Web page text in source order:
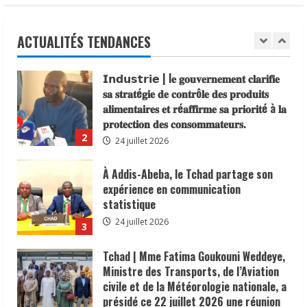
ACTUALITÉS TENDANCES
1
𝐜𝐡𝐨𝐥é𝐫𝐚
2
𝗜𝗻𝗱𝘂𝘀𝘁𝗿𝗶𝗲 | l𝐞 𝐠𝐨𝐮𝐯𝐞𝐫𝐧𝐞𝐦𝐞𝐧𝐭 𝐜𝐥𝐚𝐫𝐢𝐟𝐢𝐞
𝐬𝐚 𝐬𝐭𝐫𝐚𝐭é𝐠𝐢𝐞 𝐝𝐞 𝐜𝐨𝐧𝐭𝐫ô𝐥𝐞 𝐝𝐞𝐬 𝐩𝐫𝐨𝐝𝐮𝐢𝐭𝐬
𝐚𝐥𝐢𝐦𝐞𝐧𝐭𝐚𝐢𝐫𝐞𝐬 𝐞𝐭 𝐫é𝐚𝐟𝐟𝐢𝐫𝐦𝐞 𝐬𝐚 𝐩𝐫𝐢𝐨𝐫𝐢𝐭é à 𝐥𝐚
𝐩𝐫𝐨𝐭𝐞𝐜𝐭𝐢𝐨𝐧 𝐝𝐞𝐬 𝐜𝐨𝐧𝐬𝐨𝐦𝐦𝐚𝐭𝐞𝐮𝐫𝐬.
24 juillet 2026
3
À Addis-Abeba, le Tchad partage son
expérience en communication
statistique
24 juillet 2026
Tchad | Mme Fatima Goukouni Weddeye,
Ministre des Transports, de l’Aviation
civile et de la Météorologie nationale, a
présidé ce 22 juillet 2026 une réunion